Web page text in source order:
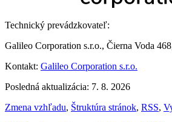
Technický prevádzkovateľ:
Galileo Corporation s.r.o., Čierna Voda
Kontakt: Galileo Corporation s.r.o.
Posledná aktualizácia: 7. 8. 2026
Zmena vzhľadu, Štruktúra stránok, RSS,